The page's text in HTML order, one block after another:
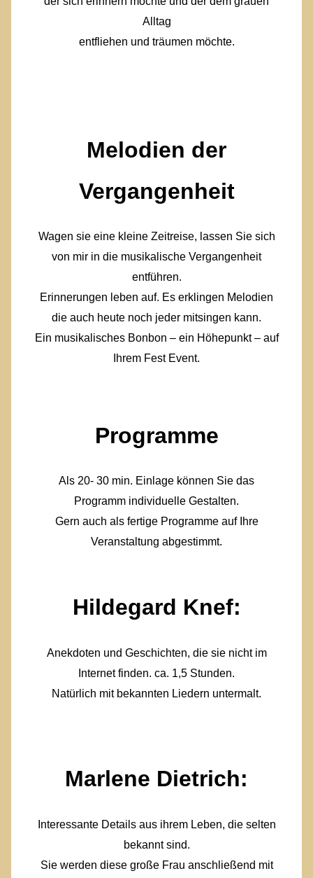
Alltag
entfliehen und träumen möchte.
Melodien der
Vergangenheit
Wagen sie eine kleine Zeitreise, lassen Sie sich
von mir in die musikalische Vergangenheit
entführen.
Erinnerungen leben auf. Es erklingen Melodien
die auch heute noch jeder mitsingen kann.
Ein musikalisches Bonbon – ein Höhepunkt – auf
Ihrem Fest Event.
Programme
Als 20- 30 min. Einlage können Sie das
Programm individuelle Gestalten.
Gern auch als fertige Programme auf Ihre
Veranstaltung abgestimmt.
Hildegard Knef:
Anekdoten und Geschichten, die sie nicht im
Internet finden. ca. 1,5 Stunden.
Natürlich mit bekannten Liedern untermalt.
Marlene Dietrich:
Interessante Details aus ihrem Leben, die selten
bekannt sind.
Sie werden diese große Frau anschließend mit